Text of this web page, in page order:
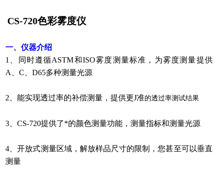
CS-720色彩雾度仪
一、仪器介绍
1、同时遵循ASTM和ISO雾度测量标准，为雾度测量提供
A、C、D65多种测量光源
2、能实现透过率的补偿测量，提供更J准的透过率测试结果
3、CS-720提供了*的颜色测量功能，测量指标和测量光源
4、开放式测量区域，解放样品尺寸的限制，您甚至可以垂直
测量